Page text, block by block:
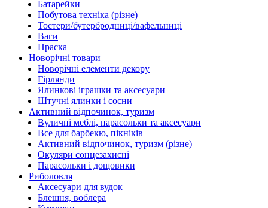
Батарейки
Побутова техніка (різне)
Тостери/бутербродниці/вафельниці
Ваги
Праска
Новорічні товари
Новорічні елементи декору
Гірлянди
Ялинкові іграшки та аксесуари
Штучні ялинки і сосни
Активний відпочинок, туризм
Вуличні меблі, парасольки та аксесуари
Все для барбекю, пікніків
Активний відпочинок, туризм (різне)
Окуляри сонцезахисні
Парасольки і дощовики
Риболовля
Аксесуари для вудок
Блешня, воблера